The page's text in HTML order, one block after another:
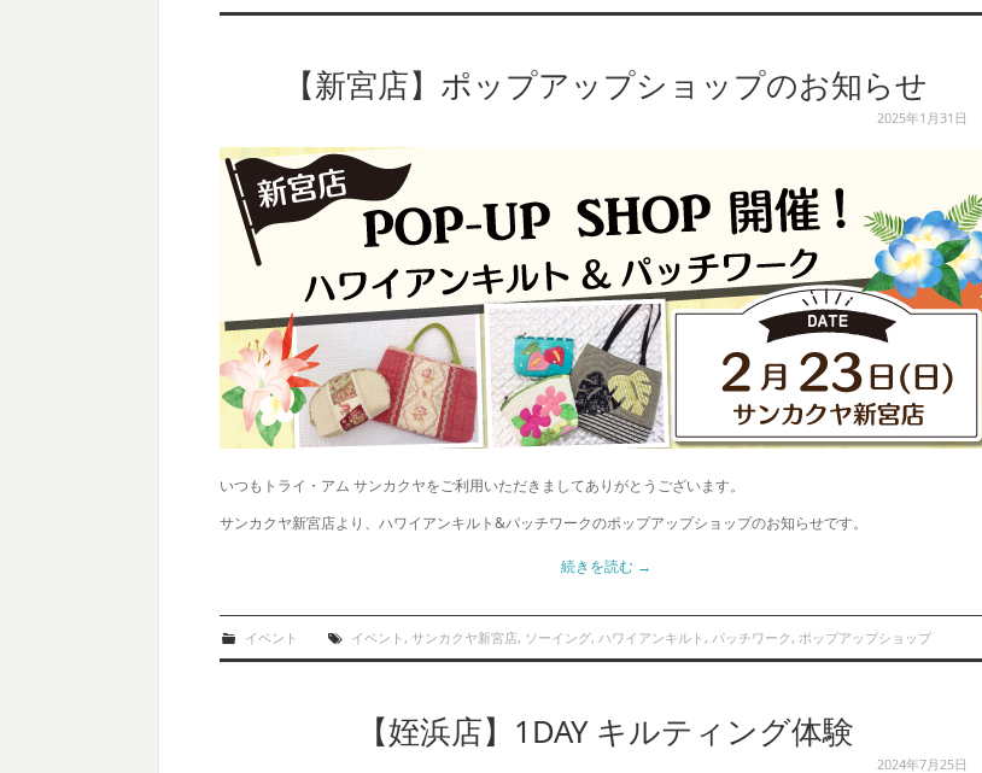
【新宮店】ポップアップショップのお知らせ
2025年1月31日
いつもトライ・アム サンカクヤをご利用いただきましてありがとうございます。
サンカクヤ新宮店より、ハワイアンキルト&パッチワークのポップアップショップのお知らせです。
続きを読む →
イベント イベント , サンカクヤ新宮店, ソーイング, ハワイアンキルト , パッチワーク , ポップアップショップ
【姪浜店】1DAY キルティング体験
2024年7月25日